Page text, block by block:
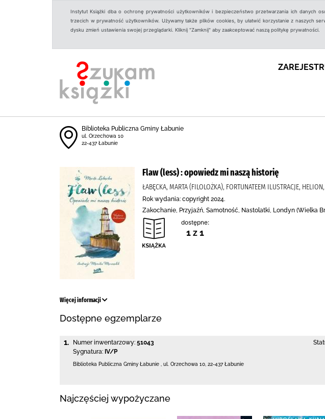
Instytut Książki dba o ochronę prywatności użytkowników i bezpieczeństwo przetwarzania ich danych
trzecich w prywatność użytkowników. Używamy także plików cookies, by ułatwić korzystanie z naszych
dysku zmień ustawienia swojej przeglądarki. Kliknij "Zamknij" aby zaakceptować naszą politykę prywatności.
Biblioteka Publiczna Gminy Łabunie
ul. Orzechowa 10
22-437 Łabunie
Flaw (less) : opowiedz mi naszą historię
ŁABĘCKA, MARTA (FILOLOŻKA), FORTUNATEEM ILUSTRACJE,
Rok wydania: copyright 2024.
Zakochanie, Przyjaźń, Samotność, Nastolatki, Londyn (Wielka
dostępne:
1 z 1
Więcej informacji
Dostępne egzemplarze
1. Numer inwentarzowy: 51043
Sygnatura: IV/P
Biblioteka Publiczna Gminy Łabunie ul. Orzechowa 10 22-437 Łabunie
Najczęściej wypożyczane